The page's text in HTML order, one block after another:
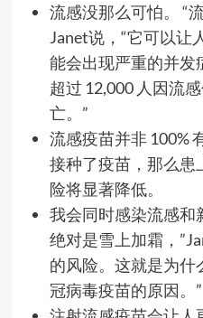
流感没那么可怕。 “
Janet说，“它可以让
能会出现严重的并发
超过 12,000 人因流
亡。”
流感疫苗并非 100%
接种了疫苗，那么患
险将显著降低。
我会同时感染流感和
绝对是雪上加霜，
的风险。这就是为什
冠病毒疫苗的原因。”